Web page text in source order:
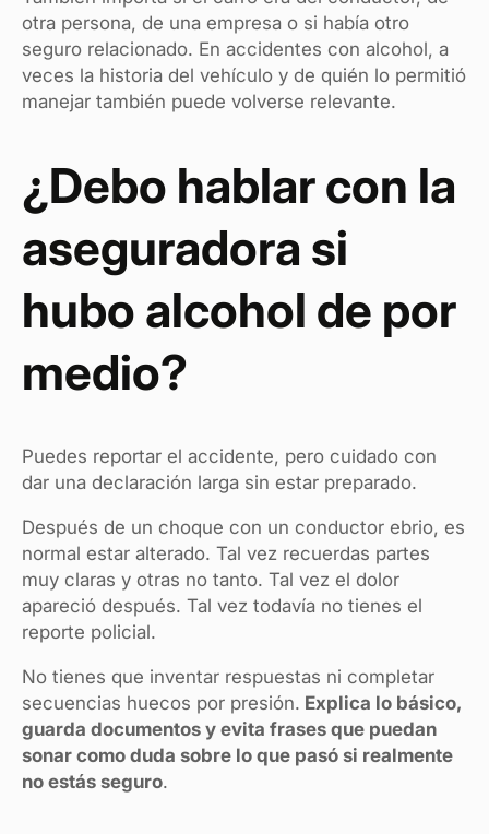
otra persona, de una empresa o si había otro
seguro relacionado. En accidentes con alcohol, a
veces la historia del vehículo y de quién lo permitió
manejar también puede volverse relevante.
¿Debo hablar con la
aseguradora si
hubo alcohol de por
medio?
Puedes reportar el accidente, pero cuidado con
dar una declaración larga sin estar preparado.
Después de un choque con un conductor ebrio, es
normal estar alterado. Tal vez recuerdas partes
muy claras y otras no tanto. Tal vez el dolor
apareció después. Tal vez todavía no tienes el
reporte policial.
No tienes que inventar respuestas ni completar
secuencias huecos por presión. Explica lo básico,
guarda documentos y evita frases que puedan
sonar como duda sobre lo que pasó si realmente
no estás seguro.